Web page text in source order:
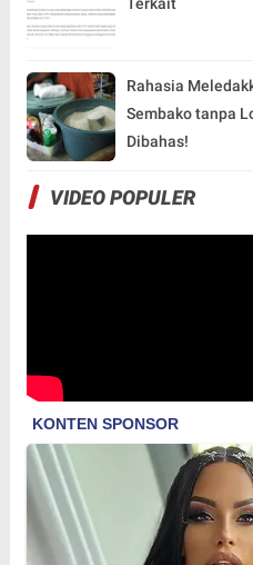
Rahasia
Sembako tanpa
Dibahas!
VIDEO POPULER